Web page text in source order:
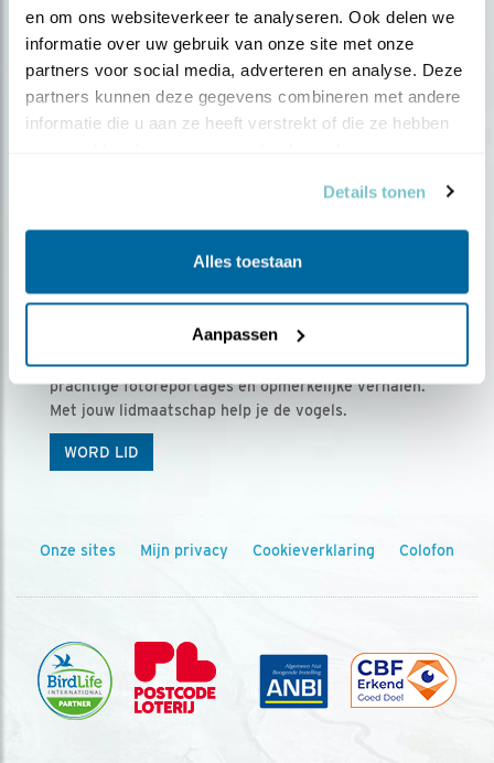
en om ons websiteverkeer te analyseren. Ook delen we
informatie over uw gebruik van onze site met onze
partners voor social media, adverteren en analyse. Deze
partners kunnen deze gegevens combineren met andere
informatie die u aan ze heeft verstrekt of die ze hebben
Details tonen
Alles toestaan
Aanpassen
Ontvang 5 x Vogels voor € 36,00 per jaar
Vogels is het tijdschrift voor onze leden, met
prachtige fotoreportages en opmerkelijke verhalen.
Met jouw lidmaatschap help je de vogels.
WORD LID
Onze sites Mijn privacy Cookieverklaring Colofon